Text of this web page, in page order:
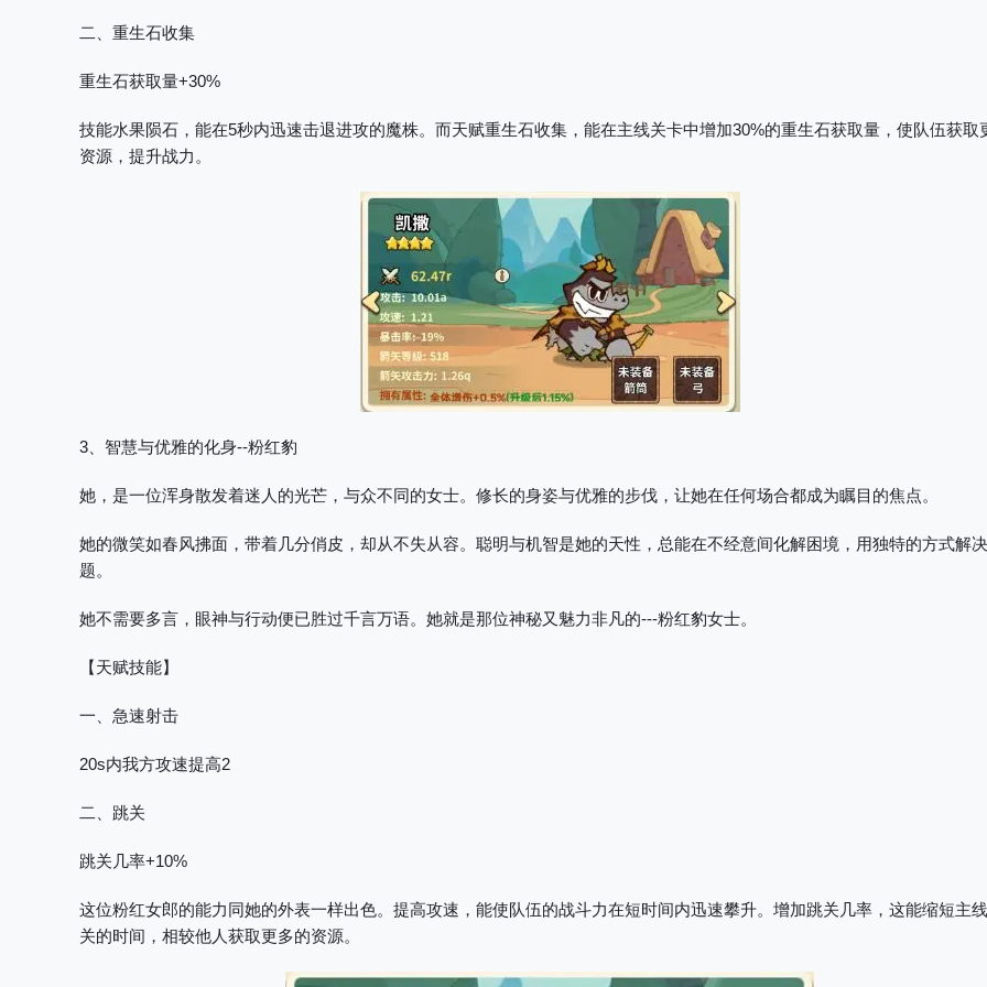
二、重生石收集
重生石获取量+30%
技能水果陨石，能在5秒内迅速击退进攻的魔株。而天赋重生石收集，能在主线关卡中增加30%的重生石获取量，使队伍获取
资源，提升战力。
3、智慧与优雅的化身--粉红豹
她，是一位浑身散发着迷人的光芒，与众不同的女士。修长的身姿与优雅的步伐，让她在任何场合都成为瞩目的焦点。
她的微笑如春风拂面，带着几分俏皮，却从不失从容。聪明与机智是她的天性，总能在不经意间化解困境，用独特的方式解
题。
她不需要多言，眼神与行动便已胜过千言万语。她就是那位神秘又魅力非凡的---粉红豹女士。
【天赋技能】
一、急速射击
20s内我方攻速提高2
二、跳关
跳关几率+10%
这位粉红女郎的能力同她的外表一样出色。提高攻速，能使队伍的战斗力在短时间内迅速攀升。增加跳关几率，这能缩短主
关的时间，相较他人获取更多的资源。